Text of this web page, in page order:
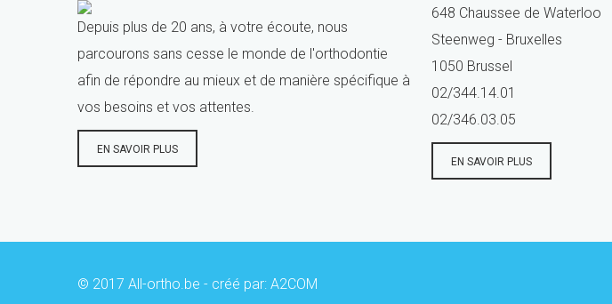
Depuis plus de 20 ans, à votre écoute, nous
parcourons sans cesse le monde de l'orthodontie
afin de répondre au mieux et de manière spécifique à
vos besoins et vos attentes.
EN SAVOIR PLUS
648 Chaussee de Waterloo
Steenweg - Bruxelles
1050 Brussel
02/344.14.01
02/346.03.05
EN SAVOIR PLUS
© 2017 All-ortho.be - créé par: A2COM